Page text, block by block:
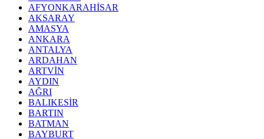
AFYONKARAHİSAR
AKSARAY
AMASYA
ANKARA
ANTALYA
ARDAHAN
ARTVİN
AYDIN
AĞRI
BALIKESİR
BARTIN
BATMAN
BAYBURT